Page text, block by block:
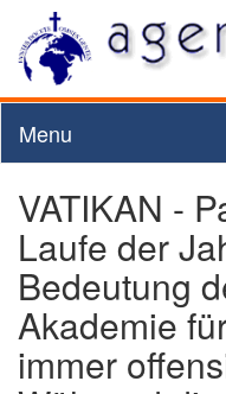
Menu
VATIKAN -
Laufe der
Bedeutung
Akademie
immer